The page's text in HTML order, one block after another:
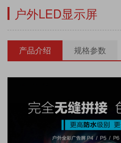
户外LED显示屏
产品介绍 规格参数